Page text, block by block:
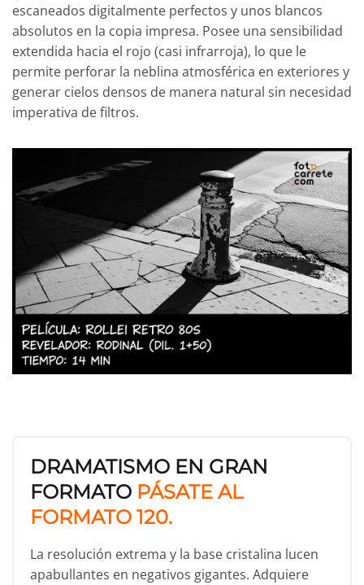
escaneados digitalmente perfectos y unos blancos
absolutos en la copia impresa. Posee una sensibilidad
extendida hacia el rojo (casi infrarroja), lo que le
permite perforar la neblina atmosférica en exteriores y
generar cielos densos de manera natural sin necesidad
imperativa de filtros.
DRAMATISMO EN GRAN
FORMATO PÁSATE AL
FORMATO 120.
La resolución extrema y la base cristalina lucen
apabullantes en negativos gigantes. Adquiere